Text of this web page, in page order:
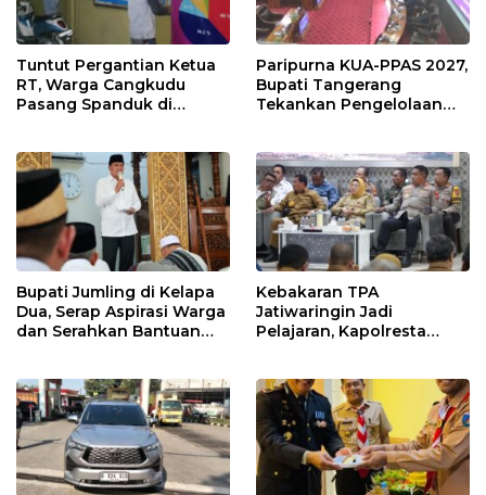
Tuntut Pergantian Ketua
RT, Warga Cangkudu
Pasang Spanduk di
Paripurna KUA-PPAS 2027,
Bupati Tangerang
Tekankan Pengelolaan
Bupati Jumling di Kelapa
Dua, Serap Aspirasi Warga
dan Serahkan Bantuan
Kebakaran TPA
Jatiwaringin Jadi
Pelajaran, Kapolresta
Ditingkatkan